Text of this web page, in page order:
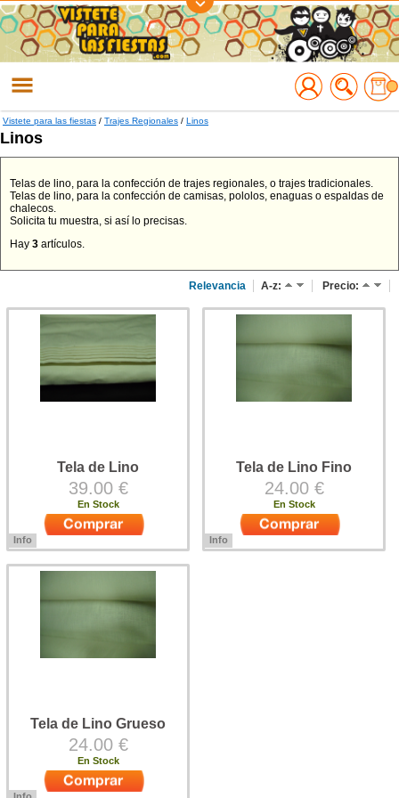
Regístrate
Accede
Vistete para las fiestas / Trajes Regionales / Linos
Linos
Telas de lino, para la confección de trajes regionales, o trajes tradicionales.
Telas de lino, para la confección de camisas, pololos, enaguas o espaldas de
chalecos.
Solicita tu muestra, si así lo precisas.
Hay 3 artículos.
Relevancia A-z: Precio:
Tela de Lino
39.00 €
En Stock
Info
confección de tus trajes regionales
100 % ideal para camisas,
espaldas de ...
Tela de Lino Fino
24.00 €
En Stock
Info
Tela de Lino Grueso
24.00 €
En Stock